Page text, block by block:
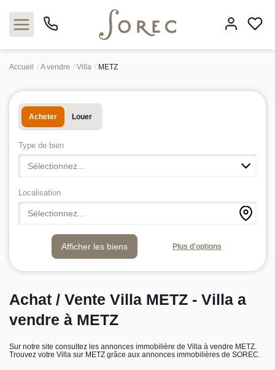
Acheter
Louer
Estimer
Neuf
Gestion
Syndic
L’équipe sorec
Recrutement
Accueil A vendre Villa METZ
Acheter Louer
Type de bien
Sélectionnez...
Localisation
Sélectionnez...
Plus d'options
Achat / Vente Villa METZ - Villa a
vendre à METZ
Sur notre site consultez les annonces immobilière de Villa à vendre METZ.
Trouvez votre Villa sur METZ grâce aux annonces immobilières de SOREC.